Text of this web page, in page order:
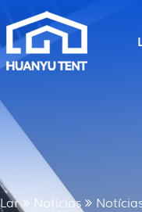
Lar Notícias